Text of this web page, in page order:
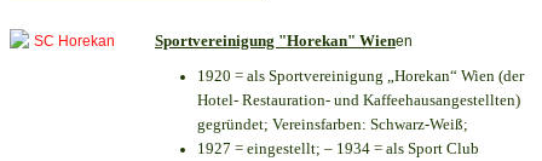
Sportvereinigung "Horekan" Wienen
1920 = als Sportvereinigung „Horekan“ Wien (der
Hotel- Restauration- und Kaffeehausangestellten)
gegründet; Vereinsfarben: Schwarz-Weiß;
1927 = eingestellt; – 1934 = als Sport Club